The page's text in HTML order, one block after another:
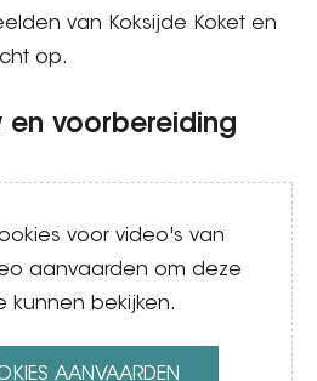
van Koksijde Koket en
op.
voorbereiding
voor video's van
aanvaarden om deze
kunnen bekijken.
AANVAARDEN